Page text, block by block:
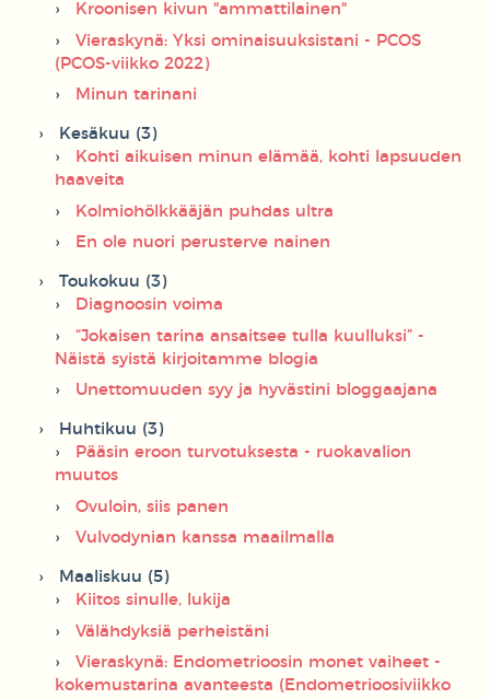
Kroonisen kivun "ammattilainen"
Vieraskynä: Yksi ominaisuuksistani - PCOS
(PCOS-viikko 2022)
Minun tarinani
Kesäkuu (3)
Kohti aikuisen minun elämää, kohti lapsuuden
haaveita
Kolmiohölkkääjän puhdas ultra
En ole nuori perusterve nainen
Toukokuu (3)
Diagnoosin voima
“Jokaisen tarina ansaitsee tulla kuulluksi” -
Näistä syistä kirjoitamme blogia
Unettomuuden syy ja hyvästini bloggaajana
Huhtikuu (3)
Pääsin eroon turvotuksesta - ruokavalion
muutos
Ovuloin, siis panen
Vulvodynian kanssa maailmalla
Maaliskuu (5)
Kiitos sinulle, lukija
Välähdyksiä perheistäni
Vieraskynä: Endometrioosin monet vaiheet -
kokemustarina avanteesta (Endometrioosiviikko